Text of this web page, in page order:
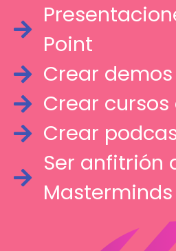
Point
Crear
Crear cursos
Crear
Ser anfitrión
Masterminds